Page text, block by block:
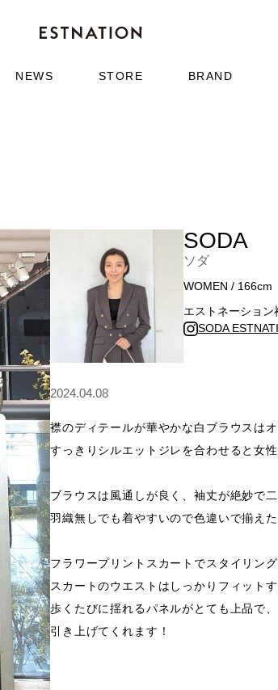
NEWS STORE BRAND
SODA
ソダ
WOMEN / 166cm
エストネーション
SODA
2024.04.08
襟のディテールが華やかな白ブラウスは
すっきりシルエットジレを合わせると女
ブラウスは風通しが良く、袖丈が絶妙で
羽織無しでも着やすいので色違いで揃えた
フラワープリントスカートでスタイリン
スカートのウエストはしっかりフィット
歩くたびに揺れるパネルがとても上品で
引き上げてくれます！